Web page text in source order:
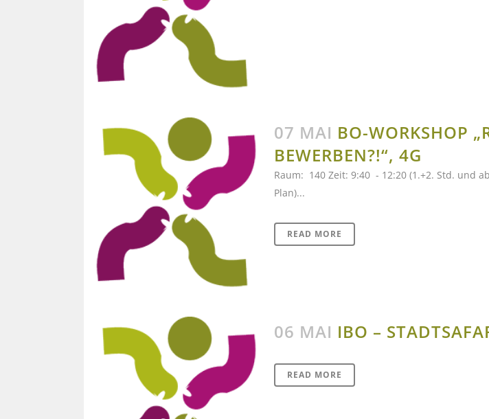
07 MAI BO-WORKSHOP
BEWERBEN?!“, 4G
Raum: 140 Zeit: 9:40 - 12:20 (1.+2. Std. und
Plan)...
READ MORE
06 MAI IBO –
READ MORE